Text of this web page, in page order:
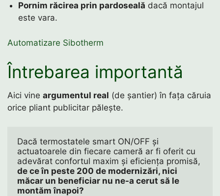
Pornim răcirea prin pardoseală dacă montajul
este vara.
Automatizare Sibotherm
Întrebarea importantă
Aici vine argumentul real (de șantier) în fața căruia
orice pliant publicitar pălește.
Dacă termostatele smart ON/OFF și
actuatoarele din fiecare cameră ar fi oferit cu
de ce în peste 200 de modernizări, nici
măcar un beneficiar nu ne-a cerut să le
montăm înapoi?